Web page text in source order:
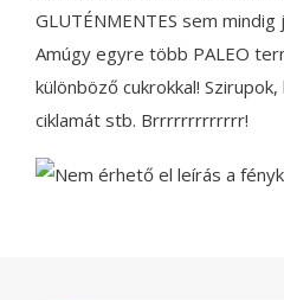
GLUTÉNMENTES sem
Amúgy egyre több PALEO
különböző cukrokkal!
ciklamát stb. Brrrrrrrrrrrrr!